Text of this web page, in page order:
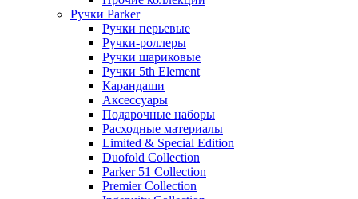
Ручки Parker
Ручки перьевые
Ручки-роллеры
Ручки шариковые
Ручки 5th Element
Карандаши
Аксессуары
Подарочные наборы
Расходные материалы
Limited & Special Edition
Duofold Collection
Parker 51 Collection
Premier Collection